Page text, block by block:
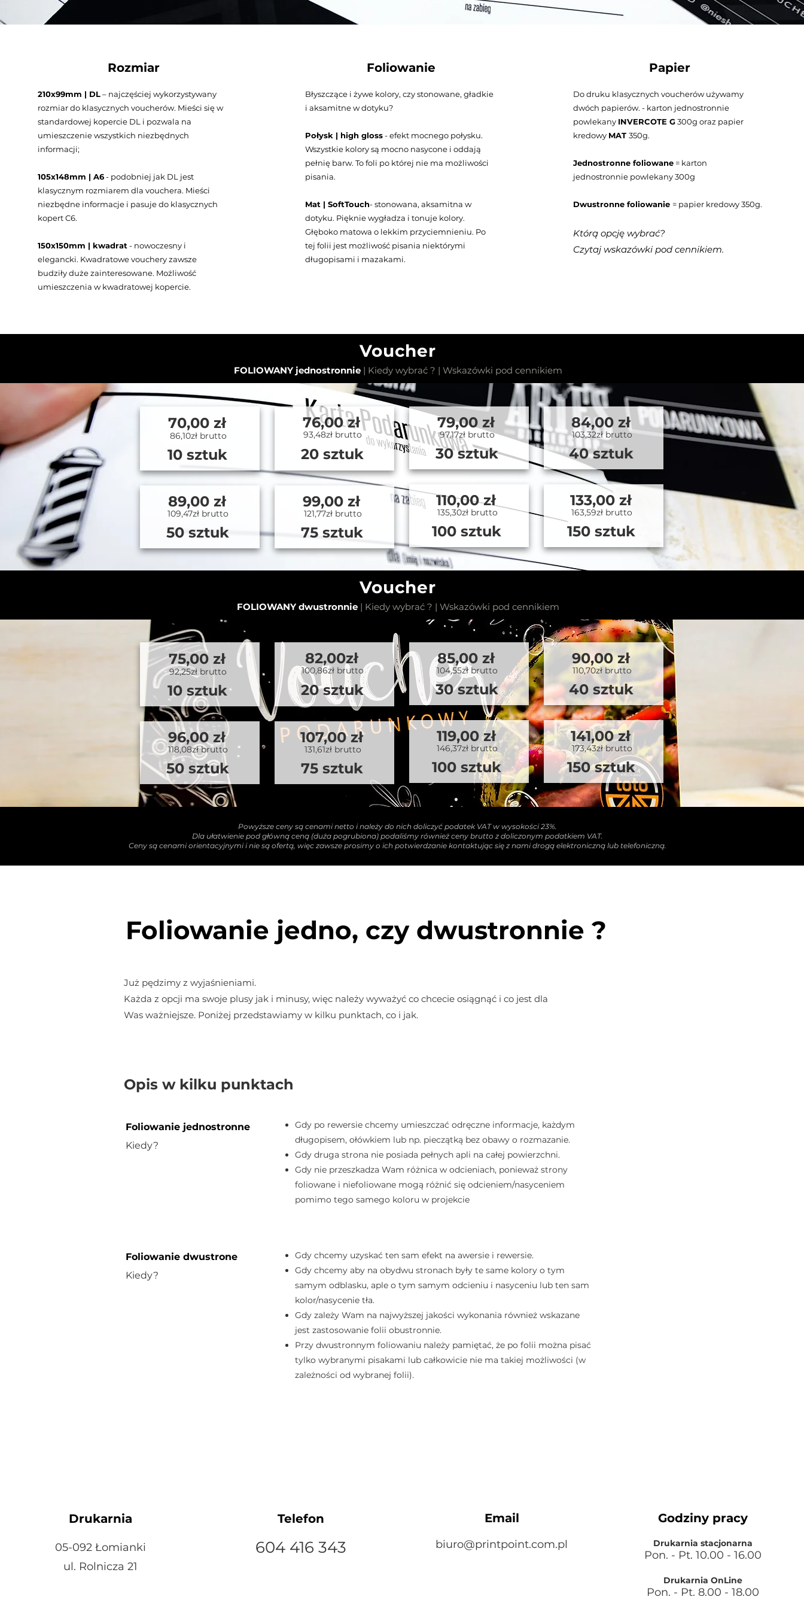
Rozmiar
210x99mm | DL– najczęściej wykorzystywany
rozmiar do klasycznych voucherów. Mieści się w
standardowej kopercie DL i pozwala na
umieszczenie wszystkich niezbędnych
informacji;
105x148mm | A6- podobniej jak DL jest
klasycznym rozmiarem dla vouchera. Mieści
niezbędne informacje i pasuje do klasycznych
kopert C6.
150x150mm | kwadrat - nowoczesny i
elegancki. Kwadratowe vouchery zawsze
budziły duże zainteresowane. Możliwość
umieszczenia w kwadratowej kopercie.
Foliowanie
Błyszczące i żywe kolory, czy stonowane, gładkie
i aksamitne w dotyku?
Połysk | high gloss- efekt mocnego połysku.
Wszystkie kolory są mocno nasycone i oddają
pełnię barw. To foli po której nie ma możliwości
pisania.
Mat | SoftTouch- stonowana, aksamitna w
dotyku. Pięknie wygładza i tonuje kolory.
Głęboko matowa o lekkim przyciemnieniu. Po
tej folii jest możliwość pisania niektórymi
długopisami i mazakami.
Papier
Do druku klasycznych voucherów używamy
dwóch papierów. - karton jednostronnie
powlekany INVERCOTE G300g oraz papier
kredowy MAT350g.
Jednostronne foliowane = karton
jednostronnie powlekany 300g
Dwustronne foliowanie = papier kredowy 350g.
Którą opcję wybrać?
Czytaj wskazówki pod cennikiem.
Voucher
FOLIOWANY jednostronnie | Kiedy wybrać ? | Wskazówki pod cennikiem
70,00 zł
86,10zł brutto
10 sztuk
89,00 zł
109,47zł brutto
50 sztuk
76,00 zł
93,48zł brutto
20 sztuk
99,00 zł
121,77zł brutto
75 sztuk
79,00 zł
97,17zł brutto
30 sztuk
110,00 zł
135,30zł brutto
100 sztuk
84,00 zł
103,32zł brutto
40 sztuk
133,00 zł
163,59zł brutto
150 sztuk
Voucher
FOLIOWANY dwustronnie| Kiedy wybrać ? | Wskazówki pod cennikiem
75,00 zł
92,25zł brutto
10 sztuk
96,00 zł
118,08zł brutto
50 sztuk
82,00zł
100,86zł brutto
20 sztuk
107,00 zł
131,61zł brutto
75 sztuk
85,00 zł
104,55zł brutto
30 sztuk
119,00 zł
146,37zł brutto
100 sztuk
90,00 zł
110,70zł brutto
40 sztuk
141,00 zł
173,43zł brutto
150 sztuk
Powyższe ceny są cenami netto i należy do nich doliczyć podatek VAT w wysokości 23%.
Dla ułatwienie pod główną ceną (duża pogrubiona) podaliśmy również ceny brutto z doliczonym podatkiem VAT.
Ceny są cenami orientacyjnymi i nie są ofertą, więc zawsze prosimy o ich potwierdzanie kontaktując się z nami drogą elektroniczną lub telefoniczną.
Foliowanie jedno, czy dwustronnie ?
Już pędzimy z wyjaśnieniami.
Każda z opcji ma swoje plusy jak i minusy, więc należy wyważyć co chcecie osiągnąć i co jest dla
Was ważniejsze. Poniżej przedstawiamy w kilku punktach, co i jak.
Opis w kilku punktach
Foliowanie jednostronne
Kiedy?
Gdy po rewersie chcemy umieszczać odręczne informacje, każdym
długopisem, ołówkiem lub np. pieczątką bez obawy o rozmazanie.
Gdy druga strona nie posiada pełnych apli na całej powierzchni.
Gdy nie przeszkadza Wam różnica w odcieniach, ponieważ strony
foliowane i niefoliowane mogą różnić się odcieniem/nasyceniem
pomimo tego samego koloru w projekcie
Foliowanie dwustrone
Kiedy?
Gdy chcemy uzyskać ten sam efekt na awersie i rewersie.
Gdy chcemy aby na obydwu stronach były te same kolory o tym
samym odblasku, aple o tym samym odcieniu i nasyceniu lub ten sam
kolor/nasycenie tła.
Gdy zależy Wam na najwyższej jakości wykonania również wskazane
jest zastosowanie folii obustronnie.
Przy dwustronnym foliowaniu należy pamiętać, że po folii można pisać
tylko wybranymi pisakami lub całkowicie nie ma takiej możliwości (w
zależności od wybranej folii).
Drukarnia
05-092 Łomianki
ul. Rolnicza 21
Telefon
604 416 343
Email
biuro@printpoint.com.pl
Godziny pracy
Drukarnia stacjonarna
Pon. - Pt. 10.00 - 16.00
Drukarnia OnLine
Pon. - Pt. 8.00 - 18.00